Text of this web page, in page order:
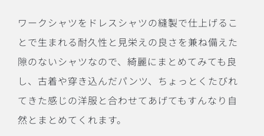
ワークシャツをドレスシャツの縫製で仕上げるこ
とで生まれる耐久性と見栄えの良さを兼ね備えた
隙のないシャツなので、綺麗にまとめてみても良
し、古着や穿き込んだパンツ、ちょっとくたびれ
てきた感じの洋服と合わせてあげてもすんなり自
然とまとめてくれます。